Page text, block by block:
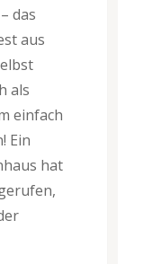
das
aus
als
einfach
Ein
hat